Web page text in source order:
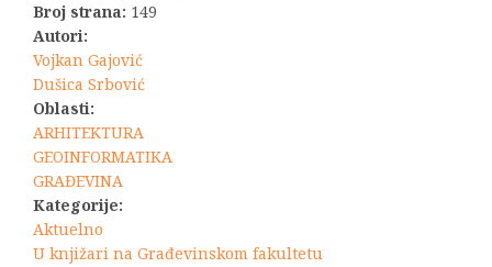
Broj strana: 149
Autori:
Vojkan Gajović
Dušica Srbović
Oblasti:
ARHITEKTURA
GEOINFORMATIKA
GRAĐEVINA
Kategorije:
Aktuelno
U knjižari na Građevinskom fakultetu